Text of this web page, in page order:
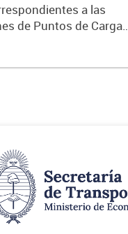
a las
de Puntos de Carga